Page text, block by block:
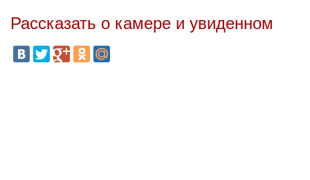
Рассказать о камере и увиденном